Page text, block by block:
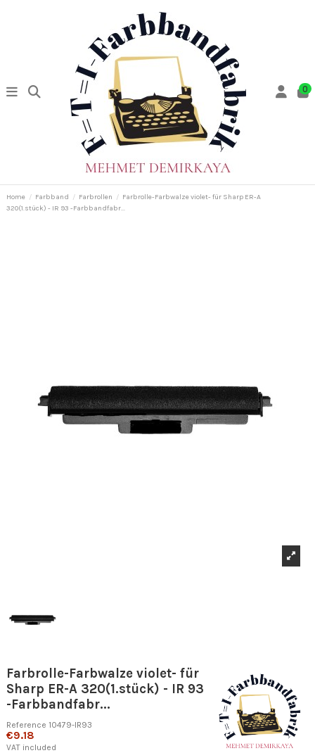
0
Home Farbband Farbrollen
Farbrolle-Farbwalze violet- für Sharp ER-A
320(1.stück) - IR 93 -Farbbandfabr...
Farbrolle-Farbwalze violet- für
Sharp ER-A 320(1.stück) - IR 93
-Farbbandfabr...
Reference 10479-IR93
€9.18
VAT included